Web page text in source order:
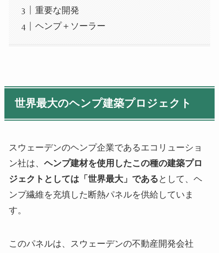
重要な開発
ヘンプ＋ソーラー
世界最大のヘンプ建築プロジェクト
スウェーデンのヘンプ企業であるエコリューショ
ン社は、 ヘンプ建材を使用したこの種の建築プロ
ジェクトとしては「世界最大」であるとして、ヘ
ンプ繊維を充填した断熱パネルを供給していま
す。
このパネルは、スウェーデンの不動産開発会社